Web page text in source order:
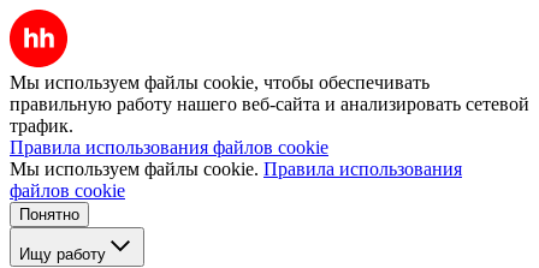
Мы используем файлы cookie, чтобы обеспечивать
правильную работу нашего веб-сайта и анализировать сетевой
трафик.
Правила использования файлов cookie
Мы используем файлы cookie. Правила использования
файлов cookie
Понятно
Ищу работу